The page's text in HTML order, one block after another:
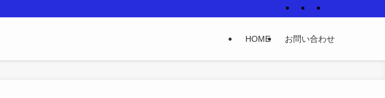
HOME お問い合わせ